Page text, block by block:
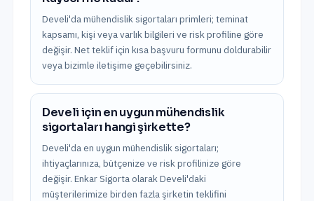
Develi'da mühendislik sigortaları primleri; teminat
kapsamı, kişi veya varlık bilgileri ve risk profiline göre
değişir. Net teklif için kısa başvuru formunu doldurabilir
veya bizimle iletişime geçebilirsiniz.
Develi için en uygun mühendislik
sigortaları hangi şirkette?
Develi'da en uygun mühendislik sigortaları;
ihtiyaçlarınıza, bütçenize ve risk profilinize göre
değişir. Enkar Sigorta olarak Develi'daki
müşterilerimize birden fazla şirketin teklifini